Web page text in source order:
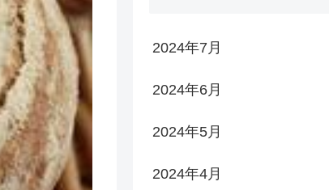
2024年7月
2024年6月
2024年5月
2024年4月